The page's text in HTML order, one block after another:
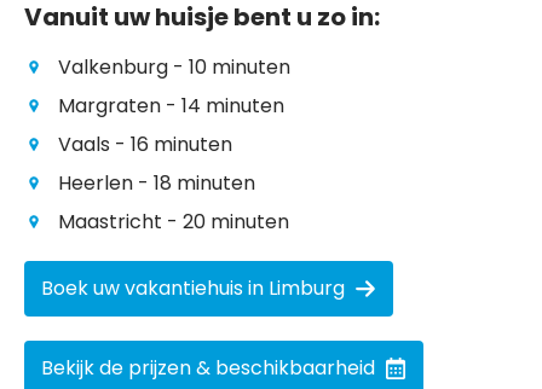
Vanuit uw huisje bent u zo in:
Valkenburg - 10 minuten
Margraten - 14 minuten
Vaals - 16 minuten
Heerlen - 18 minuten
Maastricht - 20 minuten
Boek uw vakantiehuis in Limburg
Bekijk de prijzen & beschikbaarheid